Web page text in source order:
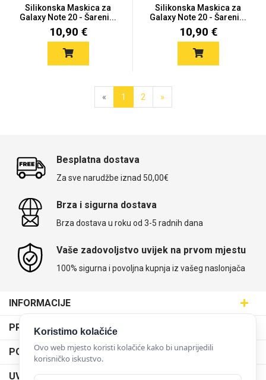
Silikonska Maskica za
Galaxy Note 20 - Šareni...
10,90 €
Silikonska Maskica za
Galaxy Note 20 - Šareni...
10,90 €
« 1 2 »
Besplatna dostava
Za sve narudžbe iznad 50,00€
Brza i sigurna dostava
Brza dostava u roku od 3-5 radnih dana
Vaše zadovoljstvo uvijek na prvom mjestu
100% sigurna i povoljna kupnja iz vašeg naslonjača
INFORMACIJE
SVIJET MASKICA d.o.o.
Aleja javora 13, 10000 Zagreb
PRODAJNA MJESTA
Poslovnica Trešnjevka
Poslovnica Dubrava
PODRŠKA
Dostava
UVJETI KORIŠTENJA
Koristimo kolačiće
Ovo web mjesto koristi kolačiće kako bi unaprijedili
korisničko iskustvo.